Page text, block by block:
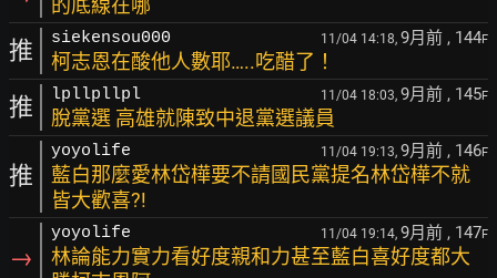
的底線在哪
推 siekensou000 11/04 14:18, 9月前 , 144F
柯志恩在酸他人數耶…..吃醋了！
推 lpllpllpl 11/04 18:03, 9月前 , 145F
脫黨選 高雄就陳致中退黨選議員
推
yoyolife 11/04 19:13, 9月前 , 146F
藍白那麼愛林岱樺要不請國民黨提名林岱樺不就
皆大歡喜?!
→
yoyolife 11/04 19:14, 9月前 , 147F
林論能力實力看好度親和力甚至藍白喜好度都大